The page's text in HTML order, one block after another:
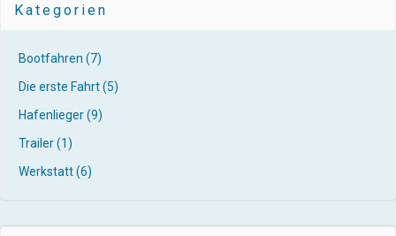
Kategorien
Bootfahren (7)
Die erste Fahrt(5)
Hafenlieger(9)
Trailer(1)
Werkstatt(6)